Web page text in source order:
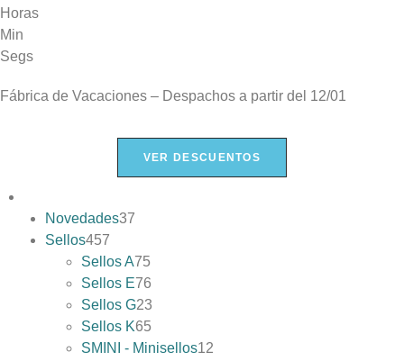
Horas
Min
Segs
Fábrica de Vacaciones – Despachos a partir del 12/01
VER DESCUENTOS
Novedades37
Sellos457
Sellos A75
Sellos E76
Sellos G23
Sellos K65
SMINI - Minisellos12